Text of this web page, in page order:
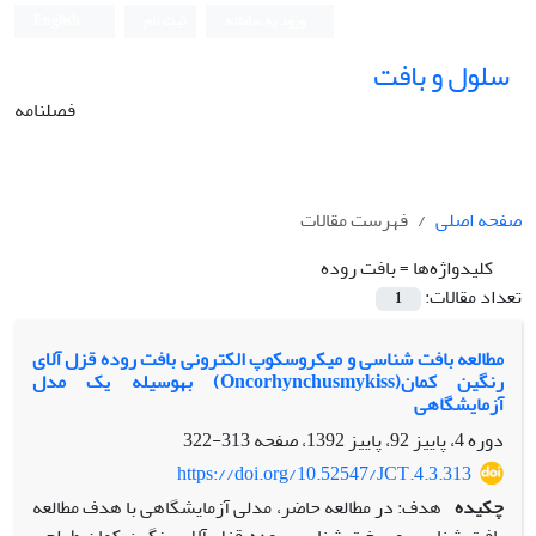
سلول و بافت
فصلنامه
صفحه اصلی
فهرست مقالات
کلیدواژه‌ها =بافت روده
تعداد مقالات:
1
مطالعه بافت شناسی و میکروسکوپ الکترونی بافت روده قزل آلای
رنگین کمان(Oncorhynchusmykiss) به‏وسیله یک مدل
آزمایشگاهی
دوره 4، پاییز 92، پاییز 1392، صفحه
313-322
https://doi.org/10.52547/JCT.4.3.313
چکیده هدف: در مطالعه حاضر، مدلی آزمایشگاهی با هدف مطالعه